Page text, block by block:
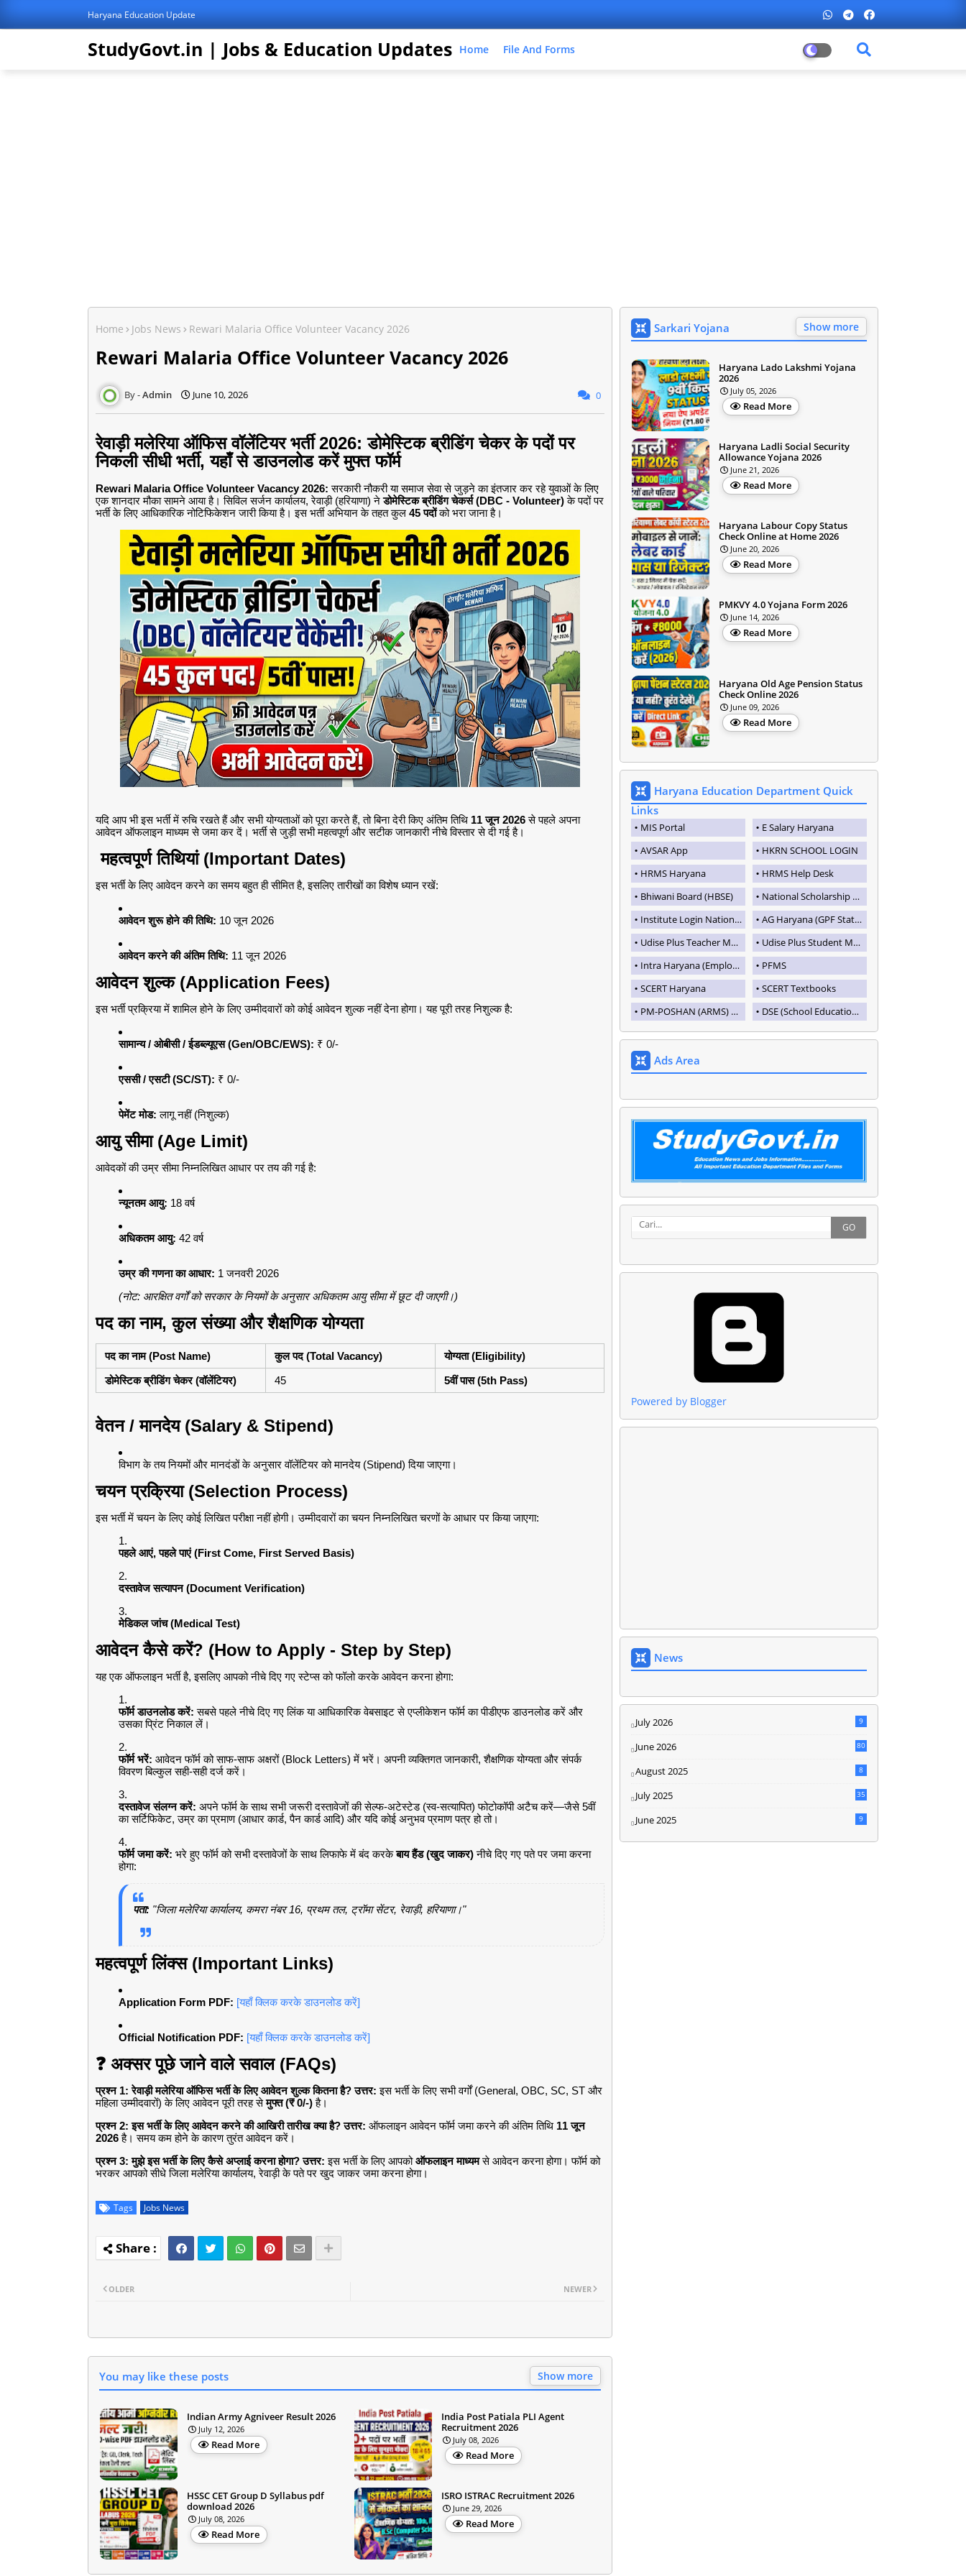
Haryana Education Update
StudyGovt.in | Jobs & Education Updates Home File And Forms
Home Jobs News Rewari Malaria Office Volunteer Vacancy 2026
Rewari Malaria Office Volunteer Vacancy 2026
Admin June 10, 2026 0
रेवाड़ी मलेरिया ऑफिस वॉलेंटियर भर्ती 2026: डोमेस्टिक ब्रीडिंग चेकर के पदों पर
निकली सीधी भर्ती, यहाँ से डाउनलोड करें मुफ्त फॉर्म
Rewari Malaria Office Volunteer Vacancy 2026: सरकारी नौकरी या समाज सेवा से जुड़ने का इंतजार कर रहे युवाओं के लिए
एक शानदार मौका सामने आया है। सिविल सर्जन कार्यालय, रेवाड़ी (हरियाणा) नेडोमेस्टिक ब्रीडिंग चेकर्स (DBC - Volunteer)के पदों पर
भर्ती के लिए आधिकारिक नोटिफिकेशन जारी किया है। इस भर्ती अभियान के तहत कुल 45 पदोंको भरा जाना है।
यदि आप भी इस भर्ती में रुचि रखते हैं और सभी योग्यताओं को पूरा करते हैं, तो बिना देरी किए अंतिम तिथि 11 जून 2026से पहले अपना
आवेदन ऑफलाइन माध्यम से जमा कर दें। भर्ती से जुड़ी सभी महत्वपूर्ण और सटीक जानकारी नीचे विस्तार से दी गई है।
महत्वपूर्ण तिथियां (Important Dates)
इस भर्ती के लिए आवेदन करने का समय बहुत ही सीमित है, इसलिए तारीखों का विशेष ध्यान रखें:
आवेदन शुरू होने की तिथि: 10 जून 2026
आवेदन करने की अंतिम तिथि: 11 जून 2026
आवेदन शुल्क (Application Fees)
इस भर्ती प्रक्रिया में शामिल होने के लिए उम्मीदवारों को कोई आवेदन शुल्क नहीं देना होगा। यह पूरी तरह निशुल्क है:
सामान्य / ओबीसी / ईडब्ल्यूएस (Gen/OBC/EWS): ₹ 0/-
एससी / एसटी (SC/ST): ₹ 0/-
पेमेंट मोड: लागू नहीं (निशुल्क)
आयु सीमा (Age Limit)
आवेदकों की उम्र सीमा निम्नलिखित आधार पर तय की गई है:
न्यूनतम आयु: 18 वर्ष
अधिकतम आयु: 42 वर्ष
उम्र की गणना का आधार: 1 जनवरी 2026
(नोट: आरक्षित वर्गों को सरकार के नियमों के अनुसार अधिकतम आयु सीमा में छूट दी जाएगी।)
पद का नाम, कुल संख्या और शैक्षणिक योग्यता
पद का नाम (Post Name) कुल पद (Total Vacancy)
योग्यता (Eligibility)
डोमेस्टिक ब्रीडिंग चेकर (वॉलेंटियर)
45 5वीं पास (5th Pass)
वेतन / मानदेय (Salary & Stipend)
विभाग के तय नियमों और मानदंडों के अनुसार वॉलेंटियर को मानदेय (Stipend) दिया जाएगा।
चयन प्रक्रिया (Selection Process)
इस भर्ती में चयन के लिए कोई लिखित परीक्षा नहीं होगी। उम्मीदवारों का चयन निम्नलिखित चरणों के आधार पर किया जाएगा:
पहले आएं, पहले पाएं (First Come, First Served Basis)
दस्तावेज सत्यापन (Document Verification)
मेडिकल जांच (Medical Test)
आवेदन कैसे करें? (How to Apply - Step by Step)
यह एक ऑफलाइन भर्ती है, इसलिए आपको नीचे दिए गए स्टेप्स को फॉलो करके आवेदन करना होगा:
फॉर्म डाउनलोड करें: सबसे पहले नीचे दिए गए लिंक या आधिकारिक वेबसाइट से एप्लीकेशन फॉर्म का पीडीएफ डाउनलोड करें और
उसका प्रिंट निकाल लें।
फॉर्म भरें: आवेदन फॉर्म को साफ-साफ अक्षरों (Block Letters) में भरें। अपनी व्यक्तिगत जानकारी, शैक्षणिक योग्यता और संपर्क
विवरण बिल्कुल सही-सही दर्ज करें।
दस्तावेज संलग्न करें: अपने फॉर्म के साथ सभी जरूरी दस्तावेजों की सेल्फ-अटेस्टेड (स्व-सत्यापित) फोटोकॉपी अटैच करें—जैसे 5वीं
का सर्टिफिकेट, उम्र का प्रमाण (आधार कार्ड, पैन कार्ड आदि) और यदि कोई अनुभव प्रमाण पत्र हो तो।
फॉर्म जमा करें: भरे हुए फॉर्म को सभी दस्तावेजों के साथ लिफाफे में बंद करकेबाय हैंड (खुद जाकर)नीचे दिए गए पते पर जमा करना
होगा:
पता: "जिला मलेरिया कार्यालय, कमरा नंबर 16, प्रथम तल, ट्रॉमा सेंटर, रेवाड़ी, हरियाणा।"
महत्वपूर्ण लिंक्स (Important Links)
Application Form PDF: [यहाँ क्लिक करके डाउनलोड करें]
Official Notification PDF: [यहाँ क्लिक करके डाउनलोड करें]
❓ अक्सर पूछे जाने वाले सवाल (FAQs)
प्रश्न 1: रेवाड़ी मलेरिया ऑफिस भर्ती के लिए आवेदन शुल्क कितना है? उत्तर: इस भर्ती के लिए सभी वर्गों (General, OBC, SC, ST और
महिला उम्मीदवारों) के लिए आवेदन पूरी तरह सेमुफ्त (₹ 0/-)है।
प्रश्न 2: इस भर्ती के लिए आवेदन करने की आखिरी तारीख क्या है? उत्तर: ऑफलाइन आवेदन फॉर्म जमा करने की अंतिम तिथि 11 जून
2026है। समय कम होने के कारण तुरंत आवेदन करें।
प्रश्न 3: मुझे इस भर्ती के लिए कैसे अप्लाई करना होगा? उत्तर: इस भर्ती के लिए आपकोऑफलाइन माध्यमसे आवेदन करना होगा। फॉर्म को
भरकर आपको सीधे जिला मलेरिया कार्यालय, रेवाड़ी के पते पर खुद जाकर जमा करना होगा।
Tags Jobs News
NEWER
OLDER
You may like these posts Show more
Indian Army Agniveer Result 2026
July 12, 2026
Read More
India Post Patiala PLI Agent
Recruitment 2026
July 08, 2026
Read More
HSSC CET Group D Syllabus pdf
download 2026
July 08, 2026
Read More
ISRO ISTRAC Recruitment 2026
June 29, 2026
Read More
Sarkari Yojana Show more
Haryana Lado Lakshmi Yojana
2026
July 05, 2026
Read More
Haryana Ladli Social Security
Allowance Yojana 2026
June 21, 2026
Read More
Haryana Labour Copy Status
Check Online at Home 2026
June 20, 2026
Read More
PMKVY 4.0 Yojana Form 2026
June 14, 2026
Read More
Haryana Old Age Pension Status
Check Online 2026
June 09, 2026
Read More
Haryana Education Department Quick
Links
MIS Portal
E Salary Haryana
AVSAR App
HKRN SCHOOL LOGIN
HRMS Haryana
HRMS Help Desk
Bhiwani Board (HBSE)
National Scholarship Portal(NSP)
Institute Login National Scholarship Portal
AG Haryana (GPF Statements)
Udise Plus Teacher Module
Udise Plus Student Module
Intra Haryana (Employee HRMS Portal)
PFMS
SCERT Haryana
SCERT Textbooks
PM-POSHAN (ARMS) Login
DSE (School Education Haryana)
Ads Area
GO
Powered by Blogger
News
July 2026 9
June 2026 80
August 2025 8
July 2025 35
June 2025 9